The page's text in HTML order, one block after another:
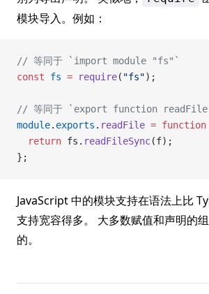
模块导入。例如：
// 等同于 `import module "fs"`
const fs = require( "fs");
// 等同于 `export function
module. exports . readFile = function
  return
fs. readFileSync(f);
};
JavaScript 中的模块支持在语法上比
支持宽容得多。 大多数赋值和声明的
的。